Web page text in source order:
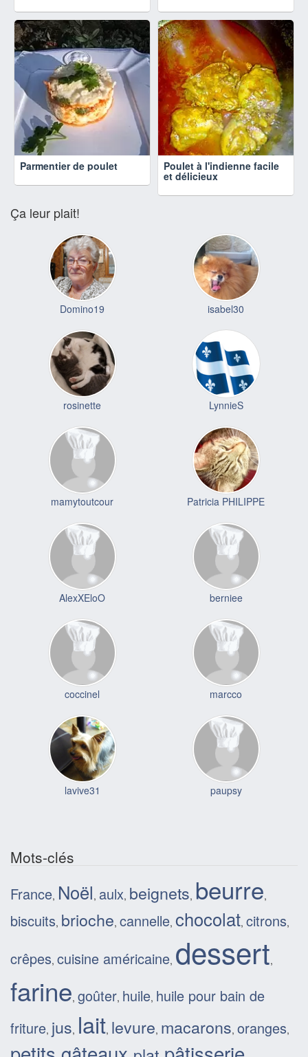
Parmentier de poulet Poulet à l'indienne facile
et délicieux
Ça leur plait!
Domino19 isabel30
rosinette LynnieS
mamytoutcour Patricia PHILIPPE
AlexXEloO berniee
coccinel marcco
lavive31 paupsy
Mots-clés
France, Noël, aulx, beignets, beurre,
biscuits, brioche, cannelle, chocolat, citrons,
crêpes, cuisine américaine, dessert,
farine, goûter, huile, huile pour bain de
friture, jus, lait, levure, macarons, oranges,